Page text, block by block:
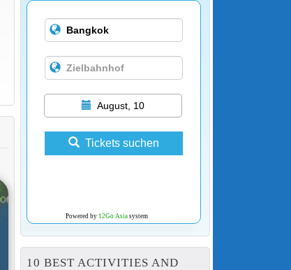
August, 10
Tickets suchen
Powered by 12Go Asiasystem
10 BEST ACTIVITIES AND